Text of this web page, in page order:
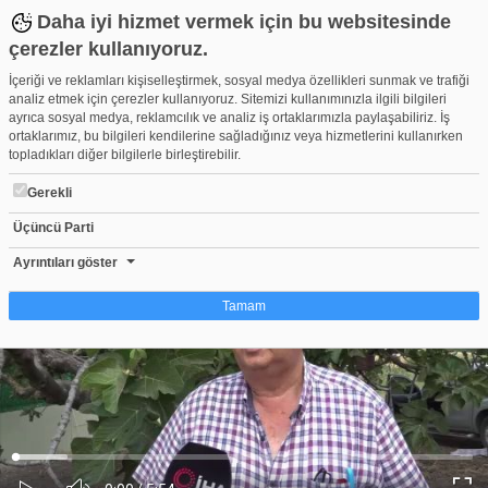
Daha iyi hizmet vermek için bu websitesinde
çerezler kullanıyoruz.
İçeriği ve reklamları kişiselleştirmek, sosyal medya özellikleri sunmak ve trafiği
analiz etmek için çerezler kullanıyoruz. Sitemizi kullanımınızla ilgili bilgileri
ayrıca sosyal medya, reklamcılık ve analiz iş ortaklarımızla paylaşabiliriz. İş
ortaklarımız, bu bilgileri kendilerine sağladığınız veya hizmetlerini kullanırken
topladıkları diğer bilgilerle birleştirebilir.
Gerekli
Üçüncü Parti
Ayrıntıları göster
Tamam
Çerez nedir?
Çerezler, web-sitelerinin, kullanıcıların deneyimlerini daha verimli hale getirmek
amacıyla kullandığı küçük metin dosyalarıdır. Yasalara göre, bu sitenin
işletilmesi için kesinlikle gerekli olan çerezleri cihazınıza yerleştirebiliyoruz.
Diğer çerez türleri için sizden izin almamız gerekiyor. Bu site farklı çerez türleri
kullanmaktadır. Bazı çerezler, sayfalarımızda yer alan üçüncü şahıs hizmetleri
tarafından yerleştirilir. İzniniz şu alanlar için geçerlidir: web.tv
Ses
Yüklendi:
0%
Yükleniyor:
0%
'Bursa siyahı'nda genç bahçeler rekolteyi kurtardı